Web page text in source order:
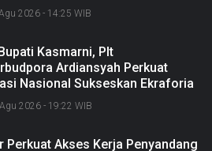
2026 - 14:25 WIB
Kasmarni, Plt
Ardiansyah Perkuat
Nasional Sukseskan Ekraforia
Bangun Bengkalis sebagai
Kreatif
2026 - 19:22 WIB
Perkuat Akses Kerja Penyandang